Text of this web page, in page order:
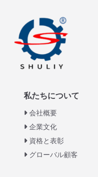
私たちについて
会社概要
企業文化
資格と表彰
グローバル顧客